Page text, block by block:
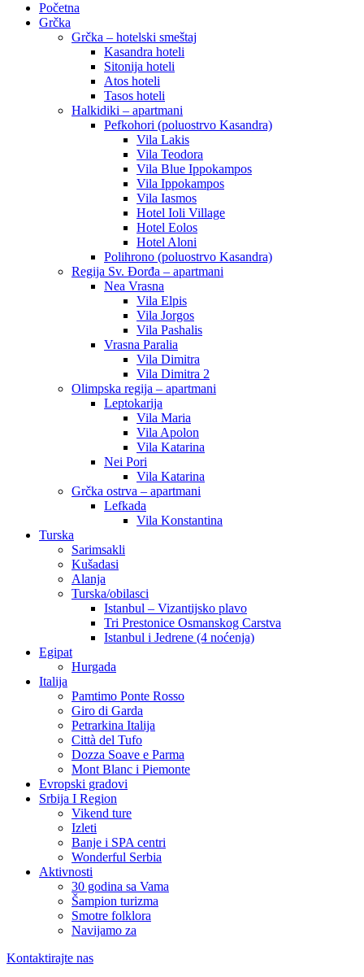
Početna
Grčka
Grčka – hotelski smeštaj
Kasandra hoteli
Sitonija hoteli
Atos hoteli
Tasos hoteli
Halkidiki – apartmani
Pefkohori (poluostrvo Kasandra)
Vila Lakis
Vila Teodora
Vila Blue Ippokampos
Vila Ippokampos
Vila Iasmos
Hotel Ioli Village
Hotel Eolos
Hotel Aloni
Polihrono (poluostrvo Kasandra)
Regija Sv. Đorđa – apartmani
Nea Vrasna
Vila Elpis
Vila Jorgos
Vila Pashalis
Vrasna Paralia
Vila Dimitra
Vila Dimitra 2
Olimpska regija – apartmani
Leptokarija
Vila Maria
Vila Apolon
Vila Katarina
Nei Pori
Vila Katarina
Grčka ostrva – apartmani
Lefkada
Vila Konstantina
Turska
Sarimsakli
Kušadasi
Alanja
Turska/obilasci
Istanbul – Vizantijsko plavo
Tri Prestonice Osmanskog Carstva
Istanbul i Jedrene (4 noćenja)
Egipat
Hurgada
Italija
Pamtimo Ponte Rosso
Giro di Garda
Petrarkina Italija
Città del Tufo
Dozza Soave e Parma
Mont Blanc i Piemonte
Evropski gradovi
Srbija I Region
Vikend ture
Izleti
Banje i SPA centri
Wonderful Serbia
Aktivnosti
30 godina sa Vama
Šampion turizma
Smotre folklora
Navijamo za
Kontaktirajte nas